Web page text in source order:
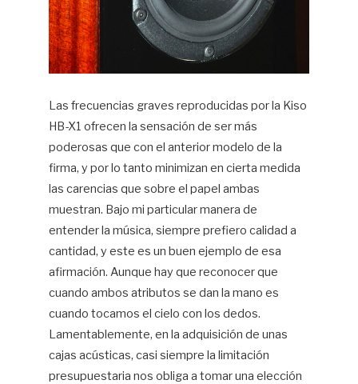
Las frecuencias graves reproducidas por la Kiso
HB-X1 ofrecen la sensación de ser más
poderosas que con el anterior modelo de la
firma, y por lo tanto minimizan en cierta medida
las carencias que sobre el papel ambas
muestran. Bajo mi particular manera de
entender la música, siempre prefiero calidad a
cantidad, y este es un buen ejemplo de esa
afirmación. Aunque hay que reconocer que
cuando ambos atributos se dan la mano es
cuando tocamos el cielo con los dedos.
Lamentablemente, en la adquisición de unas
cajas acústicas, casi siempre la limitación
presupuestaria nos obliga a tomar una elección